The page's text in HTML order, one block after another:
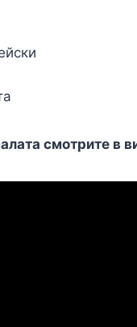
cмoтpитe в